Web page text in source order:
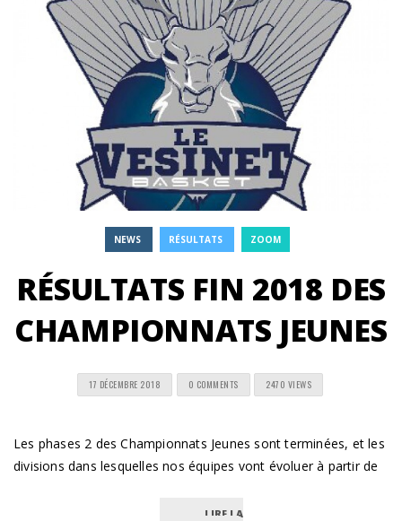
NEWS RÉSULTATS ZOOM
RÉSULTATS FIN 2018 DES
CHAMPIONNATS JEUNES
17 DÉCEMBRE 2018 0 COMMENTS 2470 VIEWS
Les phases 2 des Championnats Jeunes sont terminées, et les
divisions dans lesquelles nos équipes vont évoluer à partir de
LIRE LA